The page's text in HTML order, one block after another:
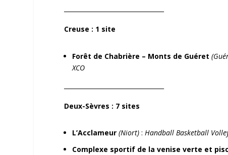
Creuse : 1 site
Forêt de Chabrière – Monts de Guéret
XCO
Deux-Sèvres : 7 sites
L’Acclameur(Niort) :Handball Basketball
Complexe sportif de la venise verte et